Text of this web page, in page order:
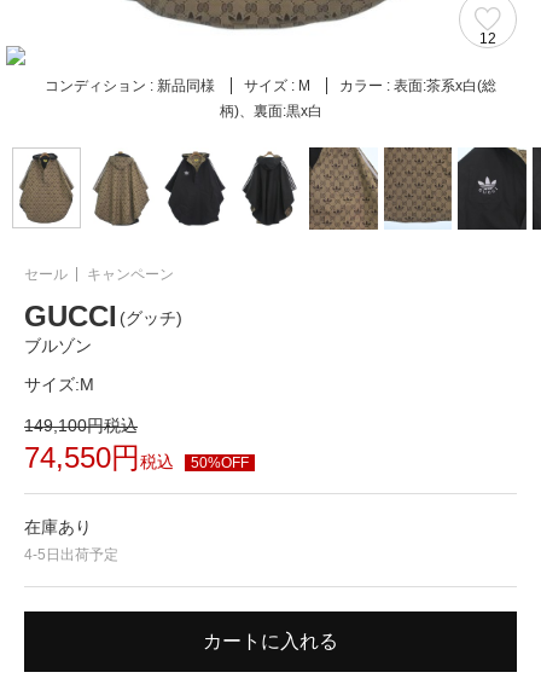
12
コンディション : 新品同様 サイズ : M カラー : 表面:茶系x白(総
柄)、裏面:黒x白
セール キャンペーン
GUCCI (グッチ)
ブルゾン
サイズ:M
149,100円税込
74,550円税込 50%OFF
在庫あり
4-5日出荷予定